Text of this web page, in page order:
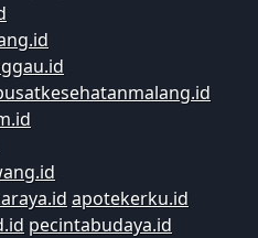
apotekerku.id
pecintabudaya.id